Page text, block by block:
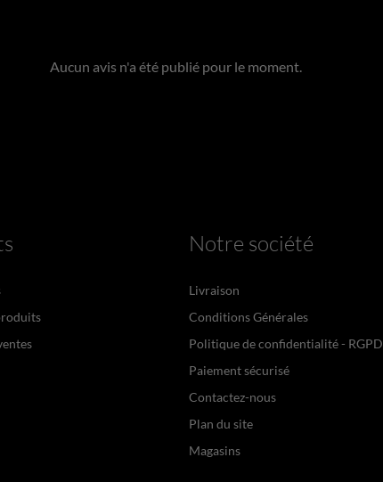
Aucun avis n'a été publié pour le moment.
Notre société
Livraison
Conditions Générales
Politique de confidentialité - RGPD
Paiement sécurisé
Contactez-nous
Plan du site
Magasins